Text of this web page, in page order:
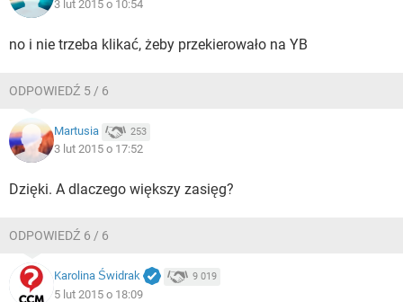
3 lut 2015 o 10:54
no i nie trzeba klikać, żeby przekierowało na YB
ODPOWIEDŹ 5 / 6
Martusia 253
3 lut 2015 o 17:52
Dzięki. A dlaczego większy zasięg?
ODPOWIEDŹ 6 / 6
Karolina Świdrak 9 019
5 lut 2015 o 18:09